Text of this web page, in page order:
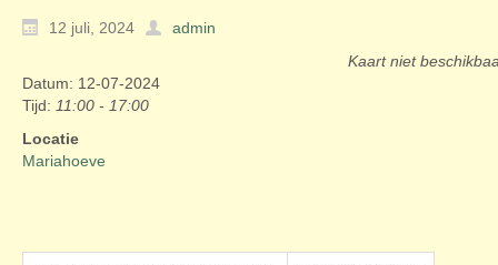
12 juli, 2024
admin
Kaart niet
Datum: 12-07-2024
Tijd: 11:00 - 17:00
Locatie
Mariahoeve